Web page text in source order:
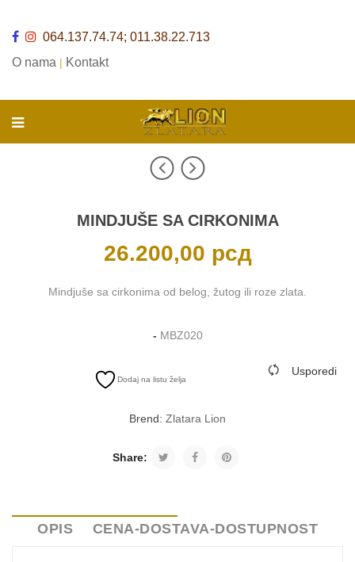
064.137.74.74; 011.38.22.713
O nama | Kontakt
MINDJUŠE SA CIRKONIMA
26.200,00 рсд
Mindjuše sa cirkonima od belog, žutog ili roze zlata.
- MBZ020
Dodaj na listu želja
Usporedi
Brend: Zlatara Lion
Share:
OPIS CENA-DOSTAVA-DOSTUPNOST